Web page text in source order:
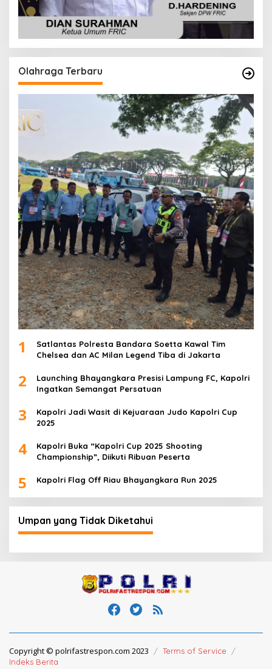
Olahraga Terbaru
1
Satlantas Polresta Bandara Soetta Kawal Tim
Chelsea dan AC Milan Legend Tiba di Jakarta
2
Launching Bhayangkara Presisi Lampung FC, Kapolri
Ingatkan Semangat Persatuan
3
Kapolri Jadi Wasit di Kejuaraan Judo Kapolri Cup
2025
4
Kapolri Buka “Kapolri Cup 2025 Shooting
Championship”, Diikuti Ribuan Peserta
5 Kapolri Flag Off Riau Bhayangkara Run 2025
Umpan yang Tidak Diketahui
Copyright © polrifastrespon.com 2023
Terms of Service
Indeks Berita